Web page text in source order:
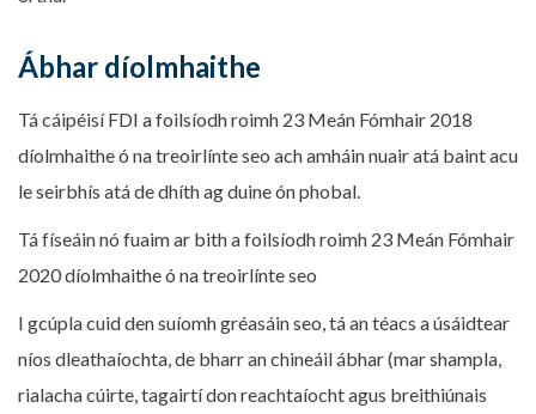
Ábhar díolmhaithe
Tá cáipéisí FDI a foilsíodh roimh 23 Meán Fómhair 2018
díolmhaithe ó na treoirlínte seo ach amháin nuair atá baint acu
le seirbhís atá de dhíth ag duine ón phobal.
Tá físeáin nó fuaim ar bith a foilsíodh roimh 23 Meán Fómhair
2020 díolmhaithe ó na treoirlínte seo
I gcúpla cuid den suíomh gréasáin seo, tá an téacs a úsáidtear
níos dleathaíochta, de bharr an chineáil ábhar (mar shampla,
rialacha cúirte, tagairtí don reachtaíocht agus breithiúnais